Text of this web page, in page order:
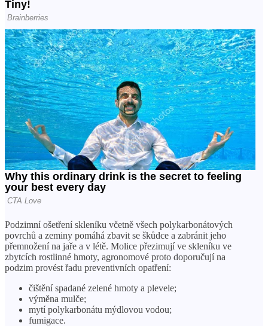
Podzimní ošetření skleníku včetně všech polykarbonátových
povrchů a zeminy pomáhá zbavit se škůdce a zabránit jeho
přemnožení na jaře a v létě. Molice přezimují ve skleníku ve
zbytcích rostlinné hmoty, agronomové proto doporučují na
podzim provést řadu preventivních opatření:
čištění spadané zelené hmoty a plevele;
výměna mulče;
mytí polykarbonátu mýdlovou vodou;
fumigace.